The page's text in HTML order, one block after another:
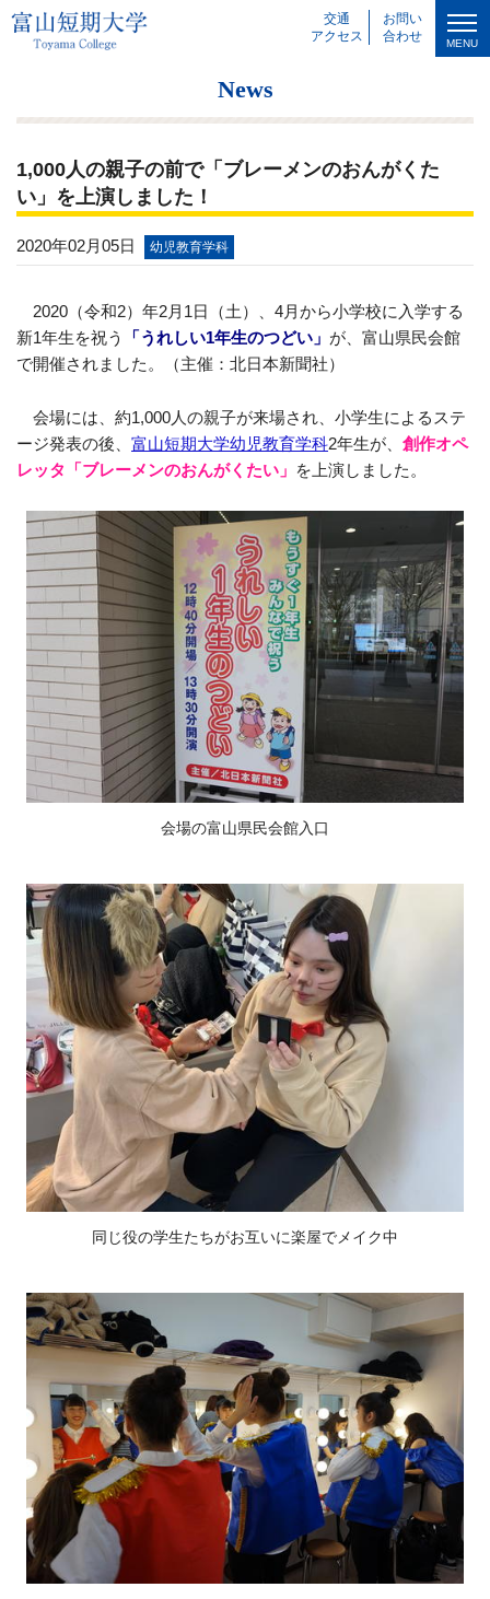
交通
アクセス
お問い
合わせ
MENU
News
1,000人の親子の前で「ブレーメンのおんがくた
い」を上演しました！
2020年02月05日 幼児教育学科
2020（令和2）年2月1日（土）、4月から小学校に入学する
新1年生を祝う
「うれしい1年生のつどい」 が、富山県民会館
で開催されました。（主催：北日本新聞社）
会場には、約1,000人の親子が来場され、小学生によるステ
ージ発表の後、 富山短期大学幼児教育学科2年生が、 創作オペ
レッタ「ブレーメンのおんがくたい」 を上演しました。
会場の富山県民会館入口
同じ役の学生たちがお互いに楽屋でメイク中